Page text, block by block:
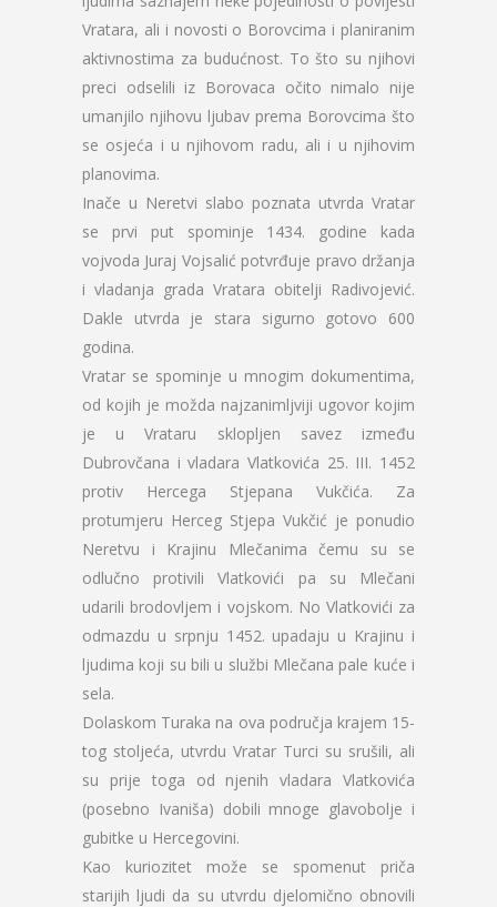
Vratara, ali i novosti o Borovcima i planiranim
aktivnostima za budućnost. To što su njihovi
preci odselili iz Borovaca očito nimalo nije
umanjilo njihovu ljubav prema Borovcima što
se osjeća i u njihovom radu, ali i u njihovim
planovima.
Inače u Neretvi slabo poznata utvrda Vratar
se prvi put spominje 1434. godine kada
vojvoda Juraj Vojsalić potvrđuje pravo držanja
i vladanja grada Vratara obitelji Radivojević.
Dakle utvrda je stara sigurno gotovo 600
godina.
Vratar se spominje u mnogim dokumentima,
od kojih je možda najzanimljviji ugovor kojim
je u Vrataru sklopljen savez između
Dubrovčana i vladara Vlatkovića 25. III. 1452
protiv Hercega Stjepana Vukčića. Za
protumjeru Herceg Stjepa Vukčić je ponudio
Neretvu i Krajinu Mlečanima čemu su se
odlučno protivili Vlatkovići pa su Mlečani
udarili brodovljem i vojskom. No Vlatkovići za
odmazdu u srpnju 1452. upadaju u Krajinu i
ljudima koji su bili u službi Mlečana pale kuće i
sela.
Dolaskom Turaka na ova područja krajem 15-
tog stoljeća, utvrdu Vratar Turci su srušili, ali
su prije toga od njenih vladara Vlatkovića
(posebno Ivaniša) dobili mnoge glavobolje i
gubitke u Hercegovini.
Kao kuriozitet može se spomenut priča
starijih ljudi da su utvrdu djelomično obnovili